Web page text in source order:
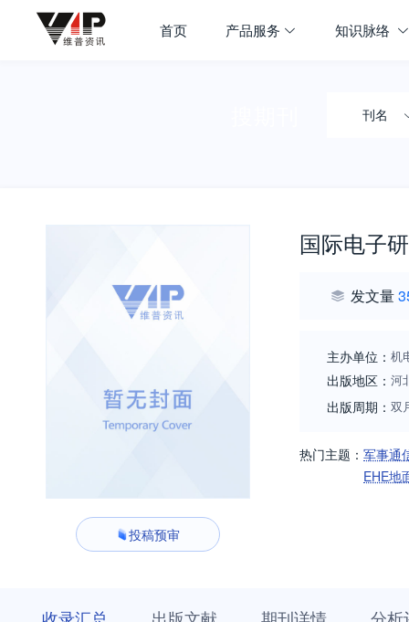
首页 产品服务 知识脉络
刊名
投稿预审
国际电子
发文量
主办单位： 机
出版地区： 河
出版周期： 双
热门主题： 军事通
EHE地
收录汇总 出版文献 期刊详情 分析